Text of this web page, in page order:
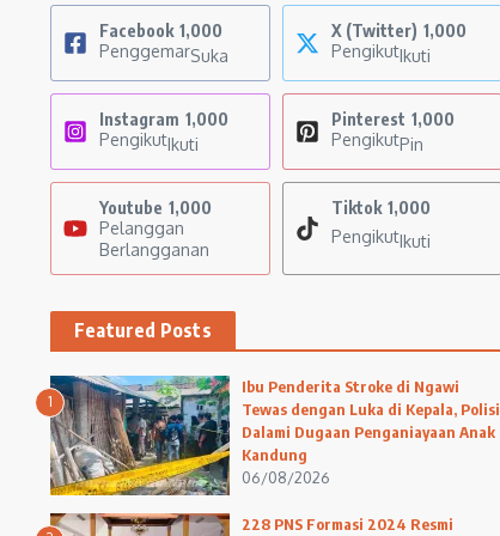
Facebook 1,000
PenggemarSuka
X (Twitter) 1,000
PengikutIkuti
Instagram 1,000
PengikutIkuti
Pinterest 1,000
PengikutPin
Youtube 1,000
Pelanggan
Berlangganan
Tiktok 1,000
PengikutIkuti
Featured Posts
1
Ibu Penderita Stroke di Ngawi
Tewas dengan Luka di Kepala, Polisi
Dalami Dugaan Penganiayaan Anak
Kandung
06/08/2026
228 PNS Formasi 2024 Resmi